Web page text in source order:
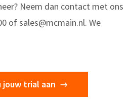
Neem dan contact met ons
ofsales@mcmain.nl. We
jouw trial aan